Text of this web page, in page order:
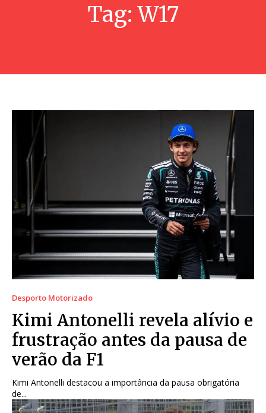
Tag:W17
Desporto Motorizado
Kimi Antonelli revela alívio e
frustração antes da pausa de
verão da F1
Kimi Antonelli destacou a importância da pausa obrigatória
de...